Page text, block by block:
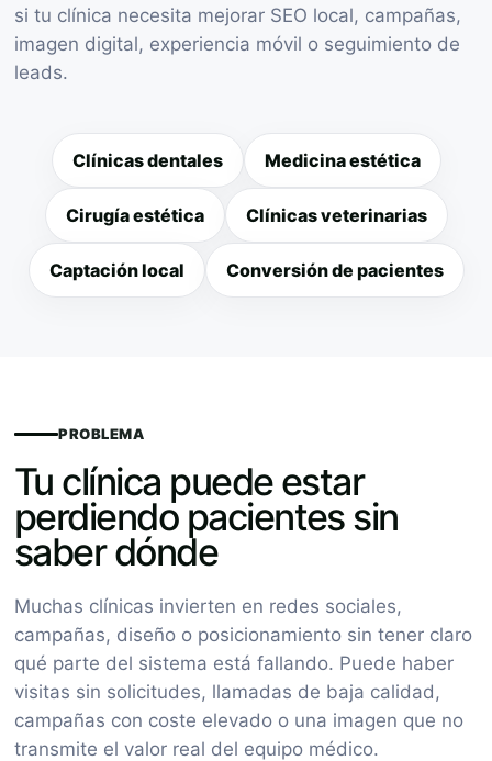
si tu clínica necesita mejorar SEO local, campañas,
imagen digital, experiencia móvil o seguimiento de
leads.
Clínicas dentales Medicina estética
Cirugía estética Clínicas veterinarias
Captación local Conversión de pacientes
PROBLEMA
Tu clínica puede estar
perdiendo pacientes sin
saber dónde
Muchas clínicas invierten en redes sociales,
campañas, diseño o posicionamiento sin tener claro
qué parte del sistema está fallando. Puede haber
visitas sin solicitudes, llamadas de baja calidad,
campañas con coste elevado o una imagen que no
transmite el valor real del equipo médico.